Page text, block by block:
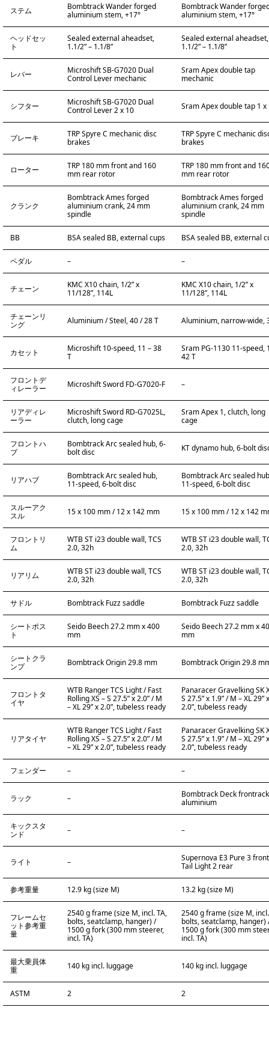
ステム
Bombtrack Wander forged
aluminium stem, +17°
Bombtrack Wander
aluminium stem, +17°
ヘッドセッ
ト
Sealed external aheadset,
1.1/2” – 1.1/8”
Sealed external aheadset,
1.1/2” – 1.1/8”
レバー
Microshift SB-G7020 Dual
Control Lever mechanic
Sram Apex double tap
mechanic
シフター
Microshift SB-G7020 Dual
Control Lever 2 x 10
Sram Apex double tap 1 x
ブレーキ
TRP Spyre C mechanic disc
brakes
TRP Spyre C mechanic
brakes
ローター
TRP 180 mm front and 160
mm rear rotor
TRP 180 mm front and
mm rear rotor
クランク
Bombtrack Ames forged
aluminium crank, 24 mm
spindle
Bombtrack Ames forged
aluminium crank, 24 mm
spindle
BB BSA sealed BB, external cups BSA sealed BB, external
ペダル – –
チェーン
KMC X10 chain, 1/2” x
11/128”, 114L
KMC X10 chain, 1/2” x
11/128”, 114L
チェーンリ
ング
Aluminium / Steel, 40 / 28 T Aluminium, narrow-wide,
カセット
Microshift 10-speed, 11 – 38
T
Sram PG-1130 11-speed,
42 T
フロントデ
ィレーラー
Microshift Sword FD-G7020-F –
リアディレ
ーラー
Microshift Sword RD-G7025L,
clutch, long cage
Sram Apex 1, clutch, long
cage
フロントハ
ブ
Bombtrack Arc sealed hub, 6-
bolt disc
KT dynamo hub, 6-bolt
リアハブ
Bombtrack Arc sealed hub,
11-speed, 6-bolt disc
Bombtrack Arc sealed
11-speed, 6-bolt disc
スルーアク
スル
15 x 100 mm / 12 x 142 mm 15 x 100 mm / 12 x 142
フロントリ
ム
WTB ST i23 double wall, TCS
2.0, 32h
WTB ST i23 double wall,
2.0, 32h
リアリム
WTB ST i23 double wall, TCS
2.0, 32h
WTB ST i23 double wall,
2.0, 32h
サドル Bombtrack Fuzz saddle Bombtrack Fuzz saddle
シートポス
ト
Seido Beech 27.2 mm x 400
mm
Seido Beech 27.2 mm x
mm
シートクラ
ンプ
Bombtrack Origin 29.8 mm Bombtrack Origin 29.8
フロントタ
イヤ
WTB Ranger TCS Light / Fast
Rolling XS – S 27.5” x 2.0” / M
– XL 29” x 2.0”, tubeless ready
Panaracer Gravelking SK
S 27.5” x 1.9” / M – XL 29” x
2.0”, tubeless ready
リアタイヤ
WTB Ranger TCS Light / Fast
Rolling XS – S 27.5” x 2.0” / M
– XL 29” x 2.0”, tubeless ready
Panaracer Gravelking SK
S 27.5” x 1.9” / M – XL 29” x
2.0”, tubeless ready
フェンダー – –
ラック –
Bombtrack Deck
aluminium
キックスタ
ンド
– –
ライト –
Supernova E3 Pure 3
Tail Light 2 rear
参考重量 12.9 kg (size M) 13.2 kg (size M)
フレームセ
ット参考重
量
2540 g frame (size M, incl. TA,
bolts, seatclamp, hanger) /
1500 g fork (300 mm steerer,
incl. TA)
2540 g frame (size M,
bolts, seatclamp, hanger)
1500 g fork (300 mm
incl. TA)
最大乗員体
重
140 kg incl. luggage 140 kg incl. luggage
ASTM 2 2